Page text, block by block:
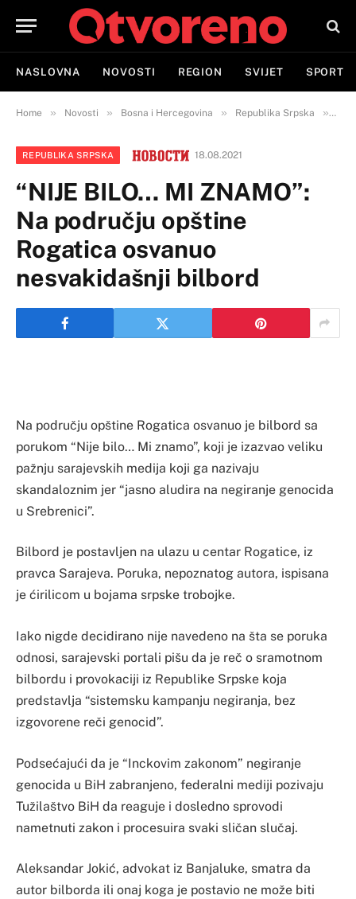
NASLOVNA NOVOSTI REGION SVIJET SPORT
Home » Novosti » Bosna i Hercegovina » Republika Srpska »
REPUBLIKA SRPSKA 18.08.2021
“NIJE BILO… MI ZNAMO”:
Na području opštine
Rogatica osvanuo
nesvakidašnji bilbord
Na području opštine Rogatica osvanuo je bilbord sa
porukom “Nije bilo… Mi znamo”, koji je izazvao veliku
pažnju sarajevskih medija koji ga nazivaju
skandaloznim jer “jasno aludira na negiranje genocida
u Srebrenici”.
Bilbord je postavljen na ulazu u centar Rogatice, iz
pravca Sarajeva. Poruka, nepoznatog autora, ispisana
je ćirilicom u bojama srpske trobojke.
Iako nigde decidirano nije navedeno na šta se poruka
odnosi, sarajevski portali pišu da je reč o sramotnom
bilbordu i provokaciji iz Republike Srpske koja
predstavlja “sistemsku kampanju negiranja, bez
izgovorene reči genocid”.
Podsećajući da je “Inckovim zakonom” negiranje
genocida u BiH zabranjeno, federalni mediji pozivaju
Tužilaštvo BiH da reaguje i dosledno sprovodi
nametnuti zakon i procesuira svaki sličan slučaj.
Aleksandar Jokić, advokat iz Banjaluke, smatra da
autor bilborda ili onaj koga je postavio ne može biti